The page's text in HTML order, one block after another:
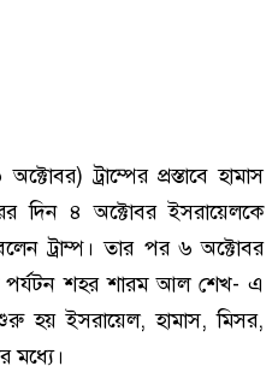
ট্রাম্পের প্রস্তাবে হামাস
দিন ৪ অক্টোবর ইসরায়েলকে
ট্রাম্প। তার পর ৬ অক্টোবর
পর্যটন শহর শারম আল শেখ- এ
শুরু হয় ইসরায়েল, হামাস, মিসর,
মধ্যে।